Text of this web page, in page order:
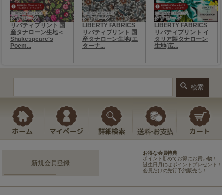
新規会員登録
お得な会員特典
ポイント貯めてお得にお買い物！
誕生日月にはポイントプレゼント！
会員だけの先行予約販売も！